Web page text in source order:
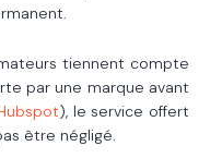
tiennent compte
par une marque avant
), le service offert
être négligé.